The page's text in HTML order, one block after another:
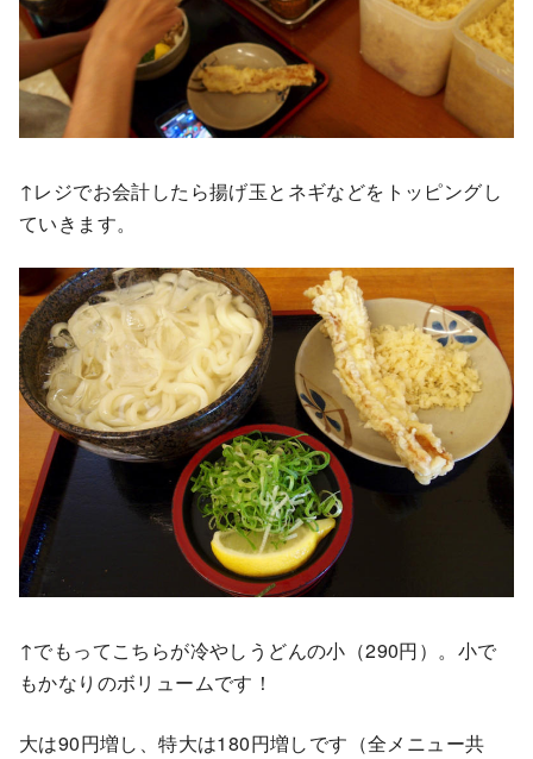
↑レジでお会計したら揚げ玉とネギなどをトッピングし
ていきます。
↑でもってこちらが冷やしうどんの小（290円）。小で
もかなりのボリュームです！
大は90円増し、特大は180円増しです（全メニュー共